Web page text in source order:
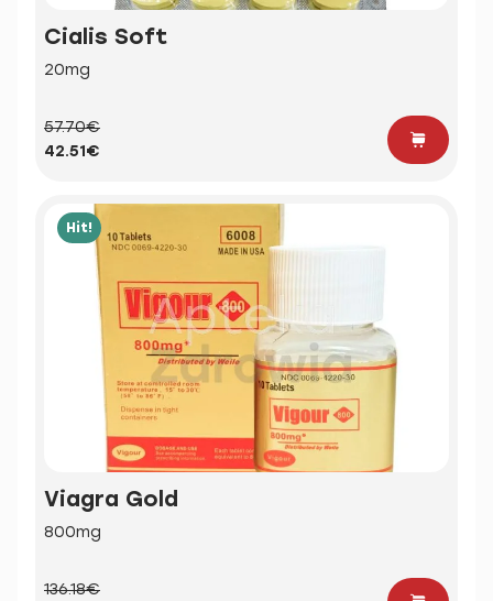
Cialis Soft
20mg
57.70€
42.51€
Hit!
Viagra Gold
800mg
136.18€